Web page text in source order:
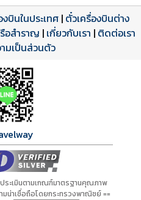
ลด PDF
เปิดหน้าเต็ม
ดหน้าเต็ม
บินในประเทศ| ตั๋วเครื่องบินต่าง
รือสำราญ | เกี่ยวกับเรา | ติดต่อเรา
มเป็นส่วนตัว
ประเมินตามเกณฑ์มาตรฐานคุณภาพ
น่าเชื่อถือโดยกระทรวงพาณิชย์ ==